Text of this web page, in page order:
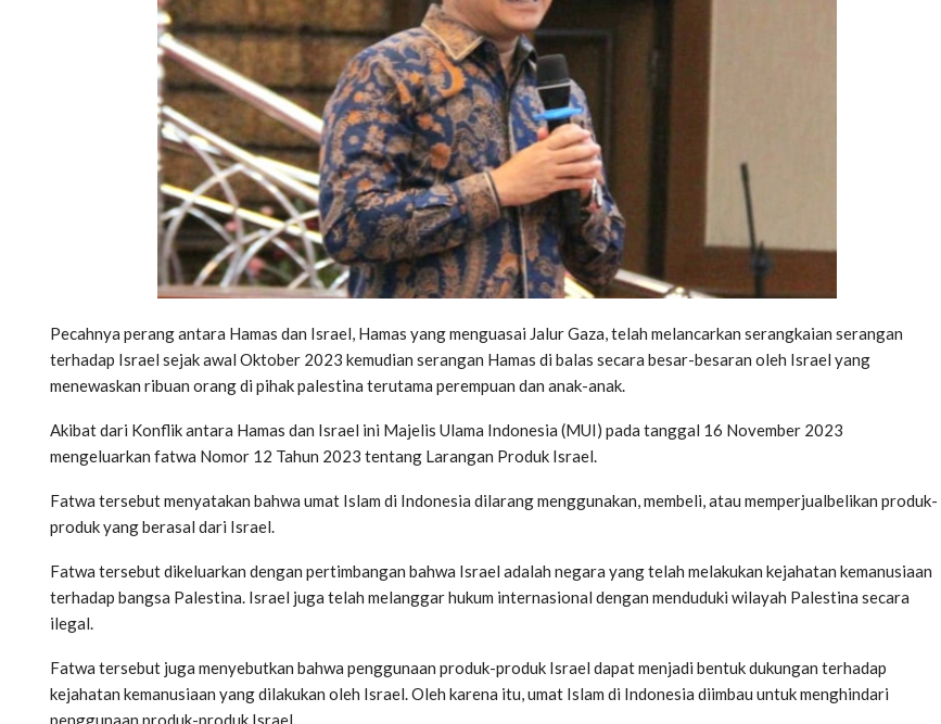
Pecahnya perang antara Hamas dan Israel, Hamas yang menguasai Jalur Gaza, telah melancarkan serangkaian serangan
terhadap Israel sejak awal Oktober 2023 kemudian serangan Hamas di balas secara besar-besaran oleh Israel yang
menewaskan ribuan orang di pihak palestina terutama perempuan dan anak-anak.
Akibat dari Konflik antara Hamas dan Israel ini Majelis Ulama Indonesia (MUI) pada tanggal 16 November 2023
mengeluarkan fatwa Nomor 12 Tahun 2023 tentang Larangan Produk Israel.
Fatwa tersebut menyatakan bahwa umat Islam di Indonesia dilarang menggunakan, membeli, atau memperjualbelikan produk-
produk yang berasal dari Israel.
Fatwa tersebut dikeluarkan dengan pertimbangan bahwa Israel adalah negara yang telah melakukan kejahatan kemanusiaan
terhadap bangsa Palestina. Israel juga telah melanggar hukum internasional dengan menduduki wilayah Palestina secara
ilegal.
Fatwa tersebut juga menyebutkan bahwa penggunaan produk-produk Israel dapat menjadi bentuk dukungan terhadap
kejahatan kemanusiaan yang dilakukan oleh Israel. Oleh karena itu, umat Islam di Indonesia diimbau untuk menghindari
penggunaan produk-produk Israel.